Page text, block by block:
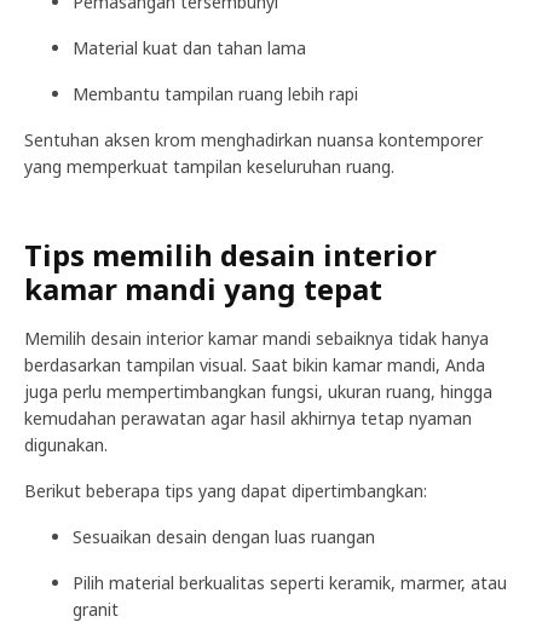
Material kuat dan tahan lama
Membantu tampilan ruang lebih rapi
Sentuhan aksen krom menghadirkan nuansa kontemporer
yang memperkuat tampilan keseluruhan ruang.
Tips memilih desain interior
kamar mandi yang tepat
Memilih desain interior kamar mandi sebaiknya tidak hanya
berdasarkan tampilan visual. Saat bikin kamar mandi, Anda
juga perlu mempertimbangkan fungsi, ukuran ruang, hingga
kemudahan perawatan agar hasil akhirnya tetap nyaman
digunakan.
Berikut beberapa tips yang dapat dipertimbangkan:
Sesuaikan desain dengan luas ruangan
Pilih material berkualitas seperti keramik, marmer, atau
granit